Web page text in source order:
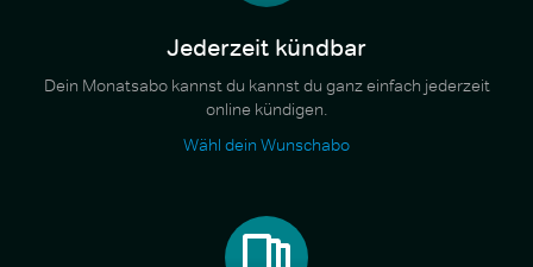
Jederzeit kündbar
Dein Monatsabo kannst du kannst du ganz einfach jederzeit
online kündigen.
Wähl dein Wunschabo